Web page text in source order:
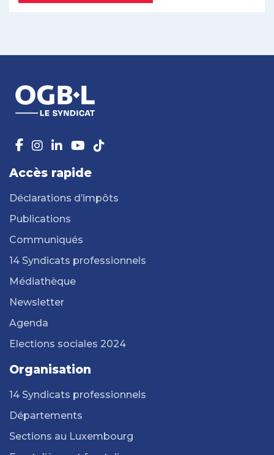
Accès rapide
Déclarations d’impôts
Publications
Communiqués
14 Syndicats professionnels
Médiathèque
Newsletter
Agenda
Elections sociales 2024
Organisation
14 Syndicats professionnels
Départements
Sections au Luxembourg